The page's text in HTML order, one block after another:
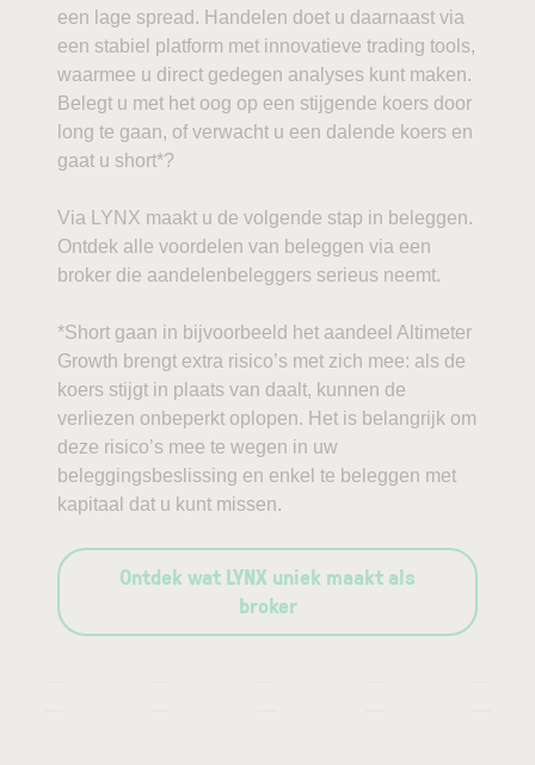
een lage spread. Handelen doet u daarnaast via
een stabiel platform met innovatieve trading tools,
waarmee u direct gedegen analyses kunt maken.
Belegt u met het oog op een stijgende koers door
long te gaan, of verwacht u een dalende koers en
gaat u short*?
Via LYNX maakt u de volgende stap in beleggen.
Ontdek alle voordelen van beleggen via een
broker die aandelenbeleggers serieus neemt.
*Short gaan in bijvoorbeeld het aandeel Altimeter
Growth brengt extra risico’s met zich mee: als de
koers stijgt in plaats van daalt, kunnen de
verliezen onbeperkt oplopen. Het is belangrijk om
deze risico’s mee te wegen in uw
beleggingsbeslissing en enkel te beleggen met
kapitaal dat u kunt missen.
Ontdek wat LYNX uniek maakt als
broker